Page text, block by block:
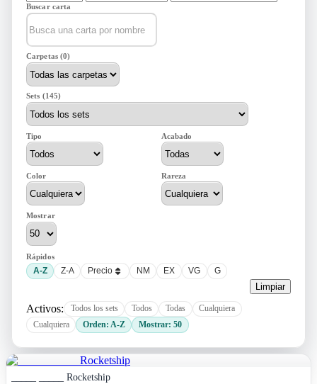
Buscar carta
Carpetas (0)
Sets (145)
Tipo Acabado
Color Rareza
Mostrar
Rápidos
A-Z Z-A Precio NM EX VG G
Limpiar
Activos: Todos los sets Todos Todas
Cualquiera
Cualquiera
Orden: A-Z Mostrar: 50
_____ _____ Rocketship